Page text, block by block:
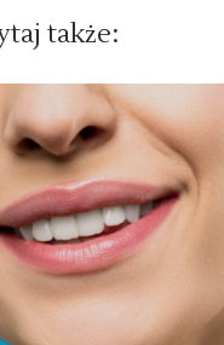
także: